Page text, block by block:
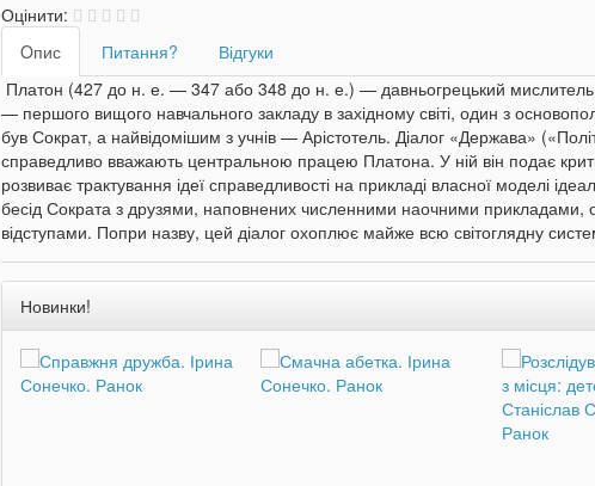
Оцінити:
Oпис
Питання?
Відгуки
Платон (427 до н. е. — 347 або 348 до н. е.) — давньогрецький мислитель,
— першого вищого навчального закладу в західному світі, один з
був Сократ, а найвідомішим з учнів — Арістотель. Діалог «Держава»
справедливо вважають центральною працею Платона. У ній він подає
розвиває трактування ідеї справедливості на прикладі власної моделі
бесід Сократа з друзями, наповнених численними наочними
відступами. Попри назву, цей діалог охоплює майже всю світоглядну
Новинки!